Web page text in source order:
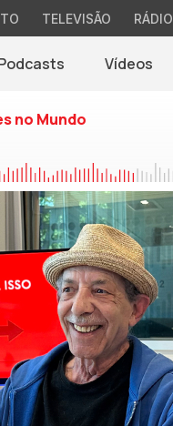
TELEVISÃO RÁDIO
Vídeos
no Mundo